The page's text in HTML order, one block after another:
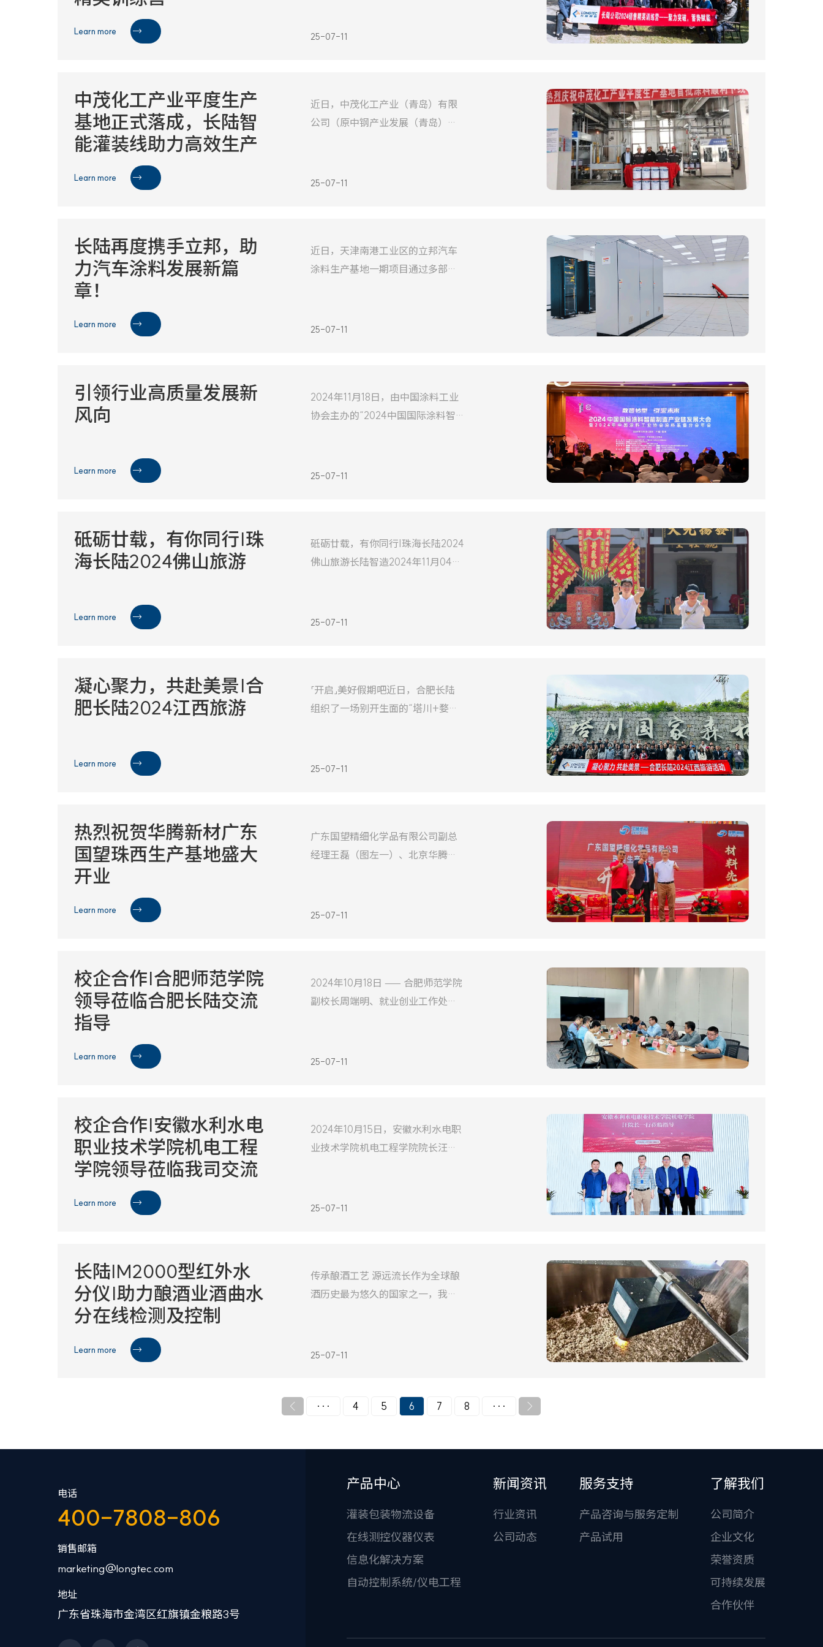
Learn more 
3天的集中学习。此次训练营以“聚
场竞争力，促进团队协作与沟通，
为公司的持续发展注入强劲动
25-07-11
中茂化工产业平度生产
基地正式落成，长陆智
能灌装线助力高效生产
Learn more 
近日，中茂化工产业（青岛）有限
公司（原中钢产业发展（青岛）有
现代化生产基地正式宣告投产，标
市平度区，该基地占地350亩，总
建筑面积14万㎡，总投资16亿元，
25-07-11
长陆再度携手立邦，助
力汽车涂料发展新篇
章！
Learn more 
近日，天津南港工业区的立邦汽车
涂料生产基地一期项目通过多部门
立邦集团在中国的重要战略布局，
计和建设，旨在打造一个数字化、
绿色、环保的现代化工厂。项
25-07-11
引领行业高质量发展新
风向
Learn more 
2024年11月18日，由中国涂料工业
协会主办的“2024中国国际涂料智
在重庆盛大开幕。此次大会汇聚了
展。长陆作为智能制造领域的领军
企业，亮相此次大会。回顾与总
25-07-11
砥砺廿载，有你同行|珠
海长陆2024佛山旅游
Learn more 
砥砺廿载，有你同行|珠海长陆2024
佛山旅游长陆智造2024年11月04日
紧张繁忙的工作间隙，为了进一步
25-07-11
凝心聚力，共赴美景|合
肥长陆2024江西旅游
Learn more 
「开启」美好假期吧近日，合肥长陆
组织了一场别开生面的“塔川+婺源
人文风情，还促进了同事间的交流
源篁岭——景德镇第一站202411.1塔
川村背倚高耸云端的黄
25-07-11
热烈祝贺华腾新材广东
国望珠西生产基地盛大
开业
Learn more 
广东国望精细化学品有限公司副总
经理王磊（图左一）、北京华腾新
经理何晓东（图左三）2024年10月
业。长陆公司在此表示热烈祝贺，
并对双方未来的深度合作充满期
25-07-11
校企合作|合肥师范学院
领导莅临合肥长陆交流
指导
Learn more 
2024年10月18日 —— 合肥师范学院
副校长周端明、就业创业工作处处
长张忠祥、教务处副处长王道平、
午9时，周端明副校长一行抵达我
司，长陆公司董事长兼总经理何晓
25-07-11
校企合作|安徽水利水电
职业技术学院机电工程
学院领导莅临我司交流
Learn more 
2024年10月15日，安徽水利水电职
业技术学院机电工程学院院长汪永
考察，双方就人才培养、实训基地
汪永华院长一行首先参观了合肥长
陆现代化工厂，详细了解了公司的
25-07-11
长陆IM2000型红外水
分仪|助力酿酒业酒曲水
分在线检测及控制
Learn more 
传承酿酒工艺 源远流长作为全球酿
酒历史最为悠久的国家之一，我国
其重要性不言而喻。它不仅是糖化
用到发酵过程，从风味物质的生成
25-07-11
 ··· 4 5 6 7 8 ··· 
电话
400-7808-806
销售邮箱
marketing@longtec.com
地址
广东省珠海市金湾区红旗镇金粮路3号
产品中心
灌装包装物流设备
在线测控仪器仪表
信息化解决方案
自动控制系统/仪电工程
新闻资讯
行业资讯
公司动态
服务支持
产品咨询与服务定制
产品试用
了解我们
公司简介
企业文化
荣誉资质
可持续发展
合作伙伴